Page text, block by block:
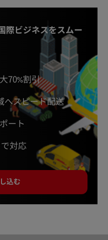
際ビジネスをスムー
70%割引
へスピード配送
ート
対応
込む